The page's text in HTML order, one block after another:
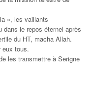
», les vaillants
le repos éternel après
du HT, macha Allah.
eux tous.
les transmettre à Serigne